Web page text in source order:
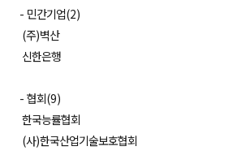
- 민간기업(2)
(주)벽산
신한은행
- 협회(9)
한국능률협회
(사)한국산업기술보호협회